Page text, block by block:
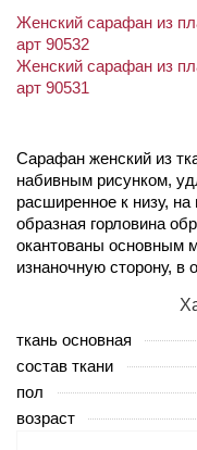
Женский сарафан из
арт 90532
Женский сарафан из
арт 90531
Сарафан женский из
набивным рисунком,
расширенное к низу,
образная горловина
окантованы основным
изнаночную сторону, в
ткань основная
состав ткани
пол
возраст